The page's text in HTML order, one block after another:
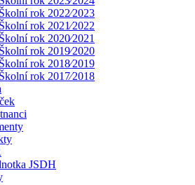
Školní rok 2022⁄2023
Školní rok 2021⁄2022
Školní rok 2020⁄2021
Školní rok 2019⁄2020
Školní rok 2018⁄2019
Školní rok 2017⁄2018
JSDH